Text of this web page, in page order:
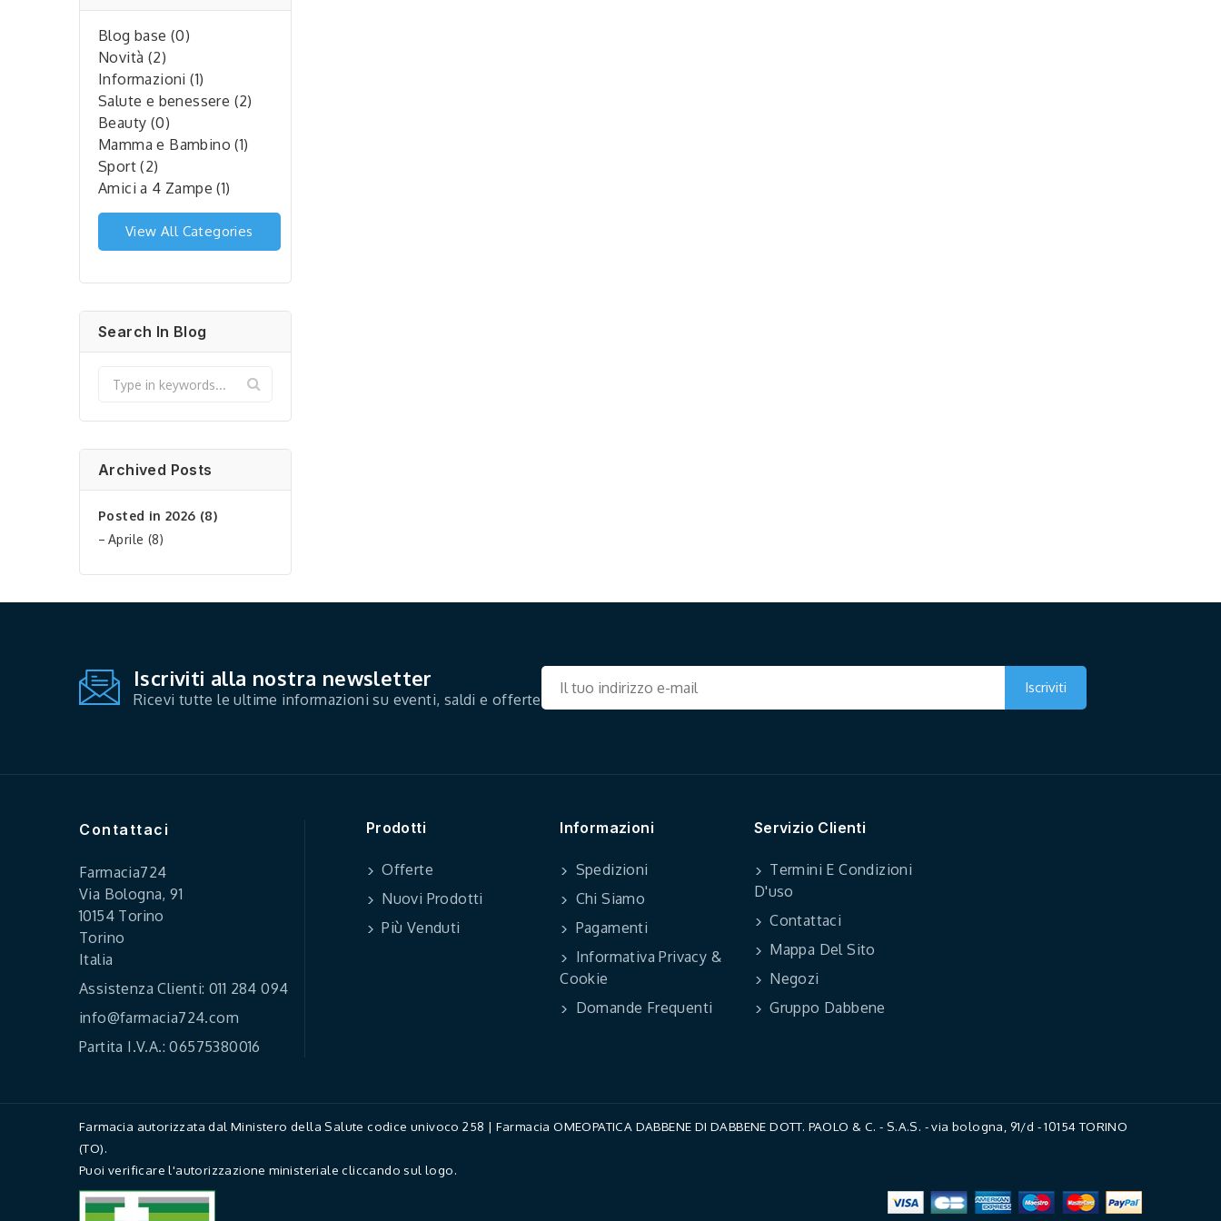
Blog base (0)
Novità (2)
Informazioni (1)
Salute e benessere (2)
Beauty (0)
Mamma e Bambino (1)
Sport (2)
Amici a 4 Zampe (1)
View All Categories
Search In Blog
Archived Posts
Posted in 2026 (8)
Aprile (8)
Iscriviti alla nostra newsletter
Ricevi tutte le ultime informazioni su eventi, saldi e offerte
Contattaci
Farmacia724
Via Bologna, 91
10154 Torino
Torino
Italia
Assistenza Clienti: 011 284 094
info@farmacia724.com
Partita I.V.A.: 06575380016
Prodotti
Offerte
Nuovi Prodotti
Più Venduti
Informazioni
Spedizioni
Chi Siamo
Pagamenti
Informativa Privacy &
Cookie
Domande Frequenti
Servizio Clienti
Termini E Condizioni
D'uso
Contattaci
Mappa Del Sito
Negozi
Gruppo Dabbene
Farmacia autorizzata dal Ministero della Salute codice univoco 258 | Farmacia OMEOPATICA DABBENE DI DABBENE DOTT. PAOLO & C. - S.A.S. - via bologna, 91/d - 10154 TORINO
(TO).
Puoi verificare l'autorizzazione ministeriale cliccando sul logo.